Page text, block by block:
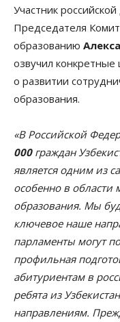
Участник
Председателя
образованию
озвучил
о развитии
образования.
«В Российской
000граждан
является одним из
особенно в
образования. Мы
ключевое наше
парламенты могут
профильная
абитуриентам в
ребята из
направлениям.